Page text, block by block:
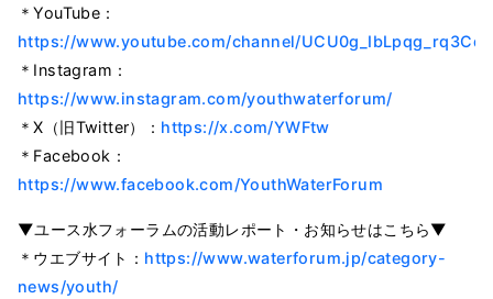
＊YouTube：
https://www.youtube.com/channel/
＊Instagram：
https://www.instagram.com/youthwaterforum/
＊X（旧Twitter）： https://x.com/YWFtw
＊Facebook：
https://www.facebook.com/YouthWaterForum
▼ユース水フォーラムの活動レポート・お知らせはこちら▼
＊ウエブサイト： https://www.waterforum.jp/category-
news/youth/